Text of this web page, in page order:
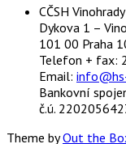
CČSH Vinohrady
Dykova 1 –
101 00 Praha
Telefon + fax:
Email:
Bankovní
č.ú.
Theme byOut the